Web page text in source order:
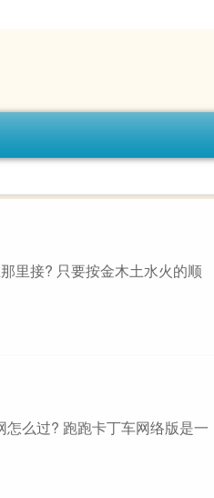
里接? 只要按金木土水火的顺
怎么过? 跑跑卡丁车网络版是一